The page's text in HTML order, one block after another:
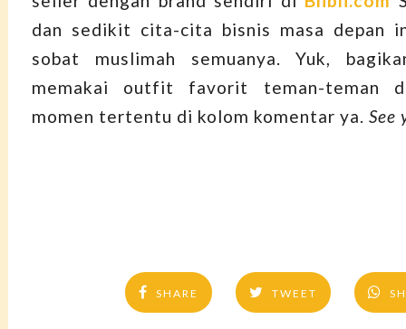
dan sedikit cita-cita bisnis masa depan
sobat muslimah semuanya. Yuk,
memakai outfit favorit teman-teman
momen tertentu di kolom komentar ya.See
SHARE TWEET